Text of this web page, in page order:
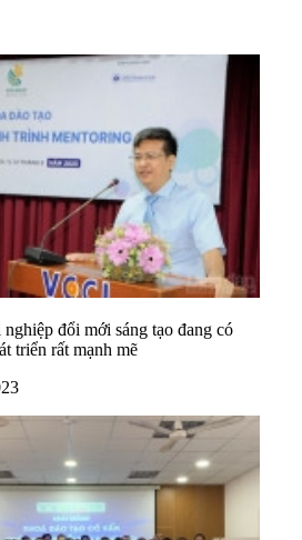
đổi mới sáng tạo đang có
triển rất mạnh mẽ